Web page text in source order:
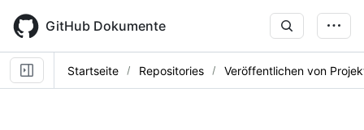
main
content
GitHub Dokumente
Startseite Repositories Veröffentlichen von